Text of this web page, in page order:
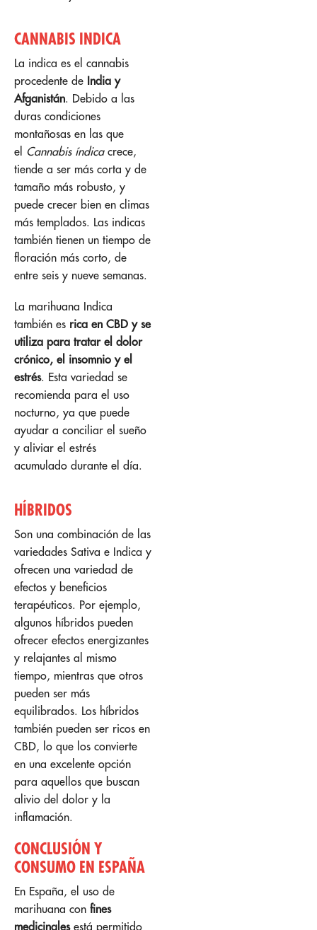
CANNABIS INDICA
La indica es el cannabis
procedente de India y
Afganistán. Debido a las
duras condiciones
montañosas en las que
el Cannabis índicacrece,
tiende a ser más corta y de
tamaño más robusto, y
puede crecer bien en climas
más templados. Las indicas
también tienen un tiempo de
floración más corto, de
entre seis y nueve semanas.
La marihuana Indica
también es rica en CBD y se
utiliza para tratar el dolor
crónico, el insomnio y el
estrés. Esta variedad se
recomienda para el uso
nocturno, ya que puede
ayudar a conciliar el sueño
y aliviar el estrés
acumulado durante el día.
HÍBRIDOS
Son una combinación de las
variedades Sativa e Indica y
ofrecen una variedad de
efectos y beneficios
terapéuticos. Por ejemplo,
algunos híbridos pueden
ofrecer efectos energizantes
y relajantes al mismo
tiempo, mientras que otros
pueden ser más
equilibrados. Los híbridos
también pueden ser ricos en
CBD, lo que los convierte
en una excelente opción
para aquellos que buscan
alivio del dolor y la
inflamación.
CONCLUSIÓN Y
CONSUMO EN ESPAÑA
En España, el uso de
marihuana con fines
medicinalesestá permitido